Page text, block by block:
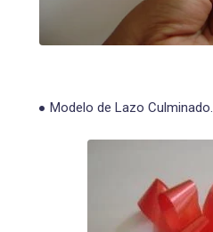
Modelo de Lazo Culminado.